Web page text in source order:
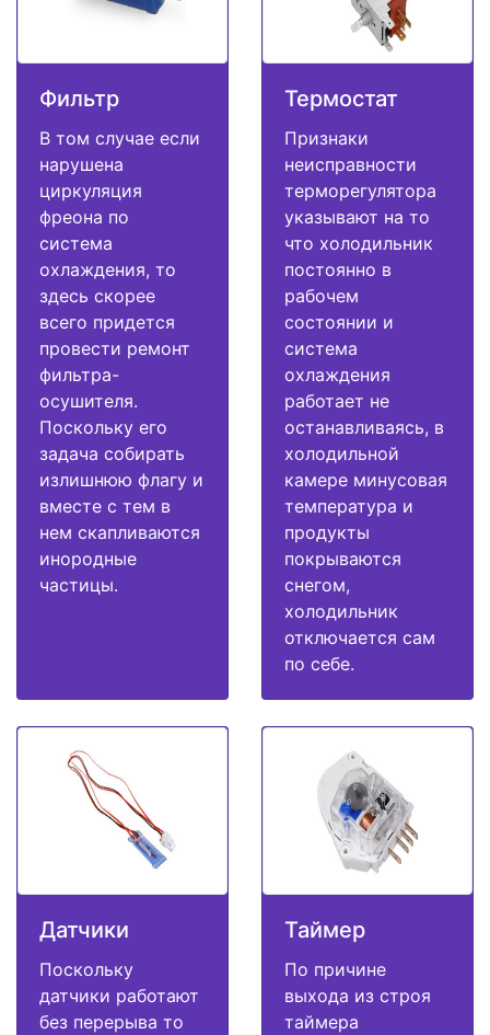
Фильтр
В том случае если
нарушена
циркуляция
фреона по
система
охлаждения, то
здесь скорее
всего придется
провести ремонт
фильтра-
осушителя.
Поскольку его
задача собирать
излишнюю флагу и
вместе с тем в
нем скапливаются
инородные
частицы.
Термостат
Признаки
неисправности
терморегулятора
указывают на то
что холодильник
постоянно в
рабочем
состоянии и
система
охлаждения
работает не
останавливаясь, в
холодильной
камере минусовая
температура и
продукты
покрываются
снегом,
холодильник
отключается сам
по себе.
Датчики
Поскольку
датчики работают
без перерыва то
Таймер
По причине
выхода из строя
таймера